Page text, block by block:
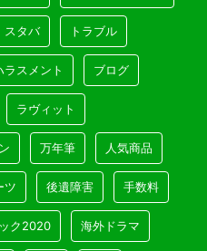
スタバ トラブル
ラスメント ブログ
ラヴィット
万年筆 人気商品
ツ 後遺障害 手数料
ク2020 海外ドラマ